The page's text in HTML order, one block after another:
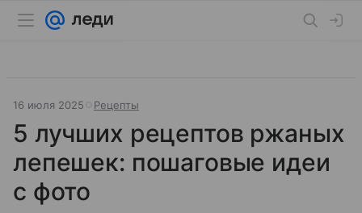
16 июля 2025 Рецепты
5 лучших рецептов ржаных
лепешек: пошаговые идеи
с фото